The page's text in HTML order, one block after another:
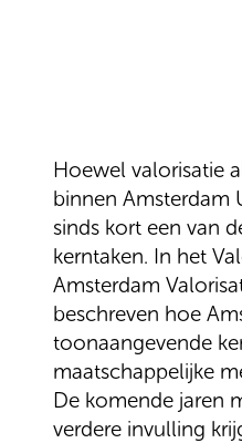
Hoewel valorisatie
binnen Amsterdam
sinds kort een van
kerntaken. In het
Amsterdam
beschreven hoe
toonaangevende
maatschappelijke
De komende jaren
verdere invulling